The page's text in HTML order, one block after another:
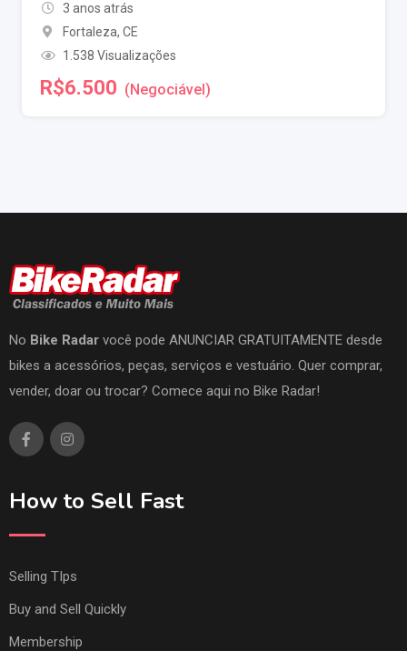
3 anos atrás
Fortaleza, CE
1.538 Visualizações
R$6.500 (Negociável)
No Bike Radar você pode ANUNCIAR GRATUITAMENTE desde
bikes a acessórios, peças, serviços e vestuário. Quer comprar,
vender, doar ou trocar? Comece aqui no Bike Radar!
How to Sell Fast
Selling TIps
Buy and Sell Quickly
Membership